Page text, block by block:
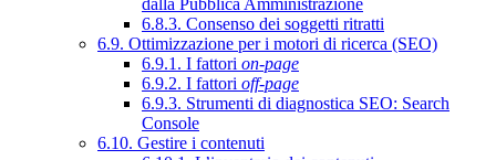
dalla Pubblica Amministrazione
6.8.3. Consenso dei soggetti ritratti
6.9. Ottimizzazione per i motori di ricerca (SEO)
6.9.1. I fattori on-page
6.9.2. I fattori off-page
6.9.3. Strumenti di diagnostica SEO: Search
Console
6.10. Gestire i contenuti